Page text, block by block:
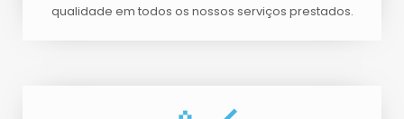
qualidade em todos os nossos serviços prestados.